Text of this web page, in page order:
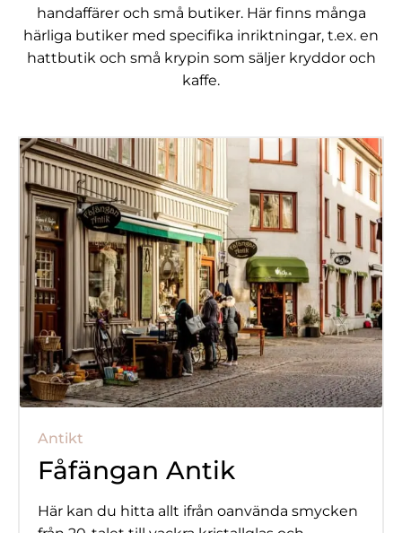
handaffärer och små butiker. Här finns många
härliga butiker med specifika inriktningar, t.ex. en
hattbutik och små krypin som säljer kryddor och
kaffe.
Antikt
Fåfängan Antik
Här kan du hitta allt ifrån oanvända smycken